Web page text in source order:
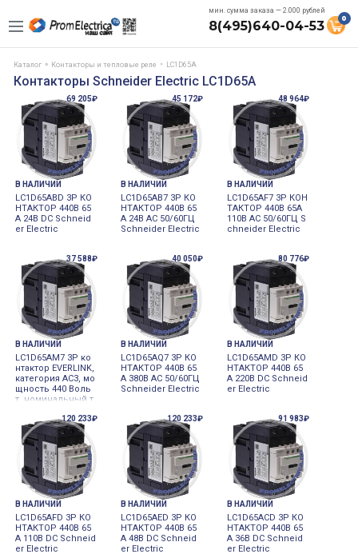
мин. сумма заказа — 2.000 рублей
8(495)640-04-53 0
Каталог Контакторы и тепловые реле LC1D65A
Контакторы Schneider Electric LC1D65A
69 205₽
В НАЛИЧИИ
LC1D65ABD 3P КО
НТАКТОР 440В 65
A 24В DC Schneid
er Electric
45 172₽
В НАЛИЧИИ
LC1D65AB7 3P КО
НТАКТОР 440В 65
A 24В AC 50/60ГЦ
Schneider Electric
48 964₽
В НАЛИЧИИ
LC1D65AF7 3P КОН
ТАКТОР 440В 65A
110В AC 50/60ГЦ S
chneider Electric
37 588₽
В НАЛИЧИИ
LC1D65AM7 3P ко
нтактор EVERLINK,
категория AC3, мо
щность 440 Воль
т, номинальный т
шка управления 2
20 Вольт AC 50/60
Герц, Schneider El
ectric
40 050₽
В НАЛИЧИИ
LC1D65AQ7 3P КО
НТАКТОР 440В 65
A 380В AC 50/60ГЦ
Schneider Electric
80 776₽
В НАЛИЧИИ
LC1D65AMD 3P КО
НТАКТОР 440В 65
A 220В DC Schneid
er Electric
120 233₽
В НАЛИЧИИ
LC1D65AFD 3P КО
НТАКТОР 440В 65
A 110В DC Schneid
er Electric
120 233₽
В НАЛИЧИИ
LC1D65AED 3P КО
НТАКТОР 440В 65
A 48В DC Schneid
er Electric
91 983₽
В НАЛИЧИИ
LC1D65ACD 3P КО
НТАКТОР 440В 65
A 36В DC Schneid
er Electric